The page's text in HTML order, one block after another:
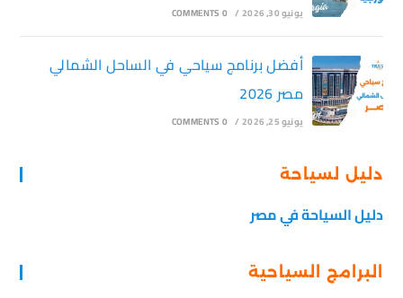
يونيو 30, 2026 /
0 COMMENTS
أفضل برنامج سياحي في الساحل الشمالي
مصر 2026
يونيو 25, 2026 /
0 COMMENTS
دليل لسياحة
دليل السياحة في مصر
البرامج السياحية